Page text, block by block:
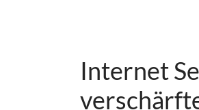
Internet